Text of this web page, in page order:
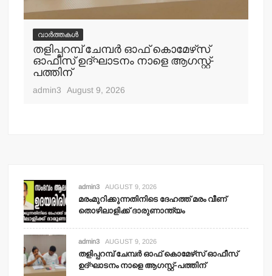
വാർത്തകൾ
തളിപ്പറമ്പ് ചേമ്പര്‍ ഓഫ് കൊമേഴ്‌സ്
ഓഫീസ് ഉദ്ഘാടനം നാളെ ആഗസ്റ്റ്-
പത്തിന്
admin3 August 9, 2026
admin3 AUGUST 9, 2026
മരംമുറിക്കുന്നതിനിടെ ദേഹത്ത് മരം വീണ്
തൊഴിലാളിക്ക് ദാരുണാന്ത്യം
admin3 AUGUST 9, 2026
തളിപ്പറമ്പ് ചേമ്പര്‍ ഓഫ് കൊമേഴ്‌സ് ഓഫീസ്
ഉദ്ഘാടനം നാളെ ആഗസ്റ്റ്-പത്തിന്